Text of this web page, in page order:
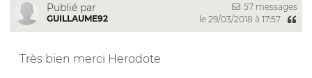
Publié par
GUILLAUME92
57 messages
le 29/03/2018 à 17:57
Très bien merci Herodote